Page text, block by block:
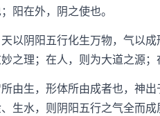
阳在外，阴之使也。
阴阳五行化生万物，气以成
之理；在人，则为大道之源；
生，形体所由成者也，神出
生水，则阴阳五行之气全而